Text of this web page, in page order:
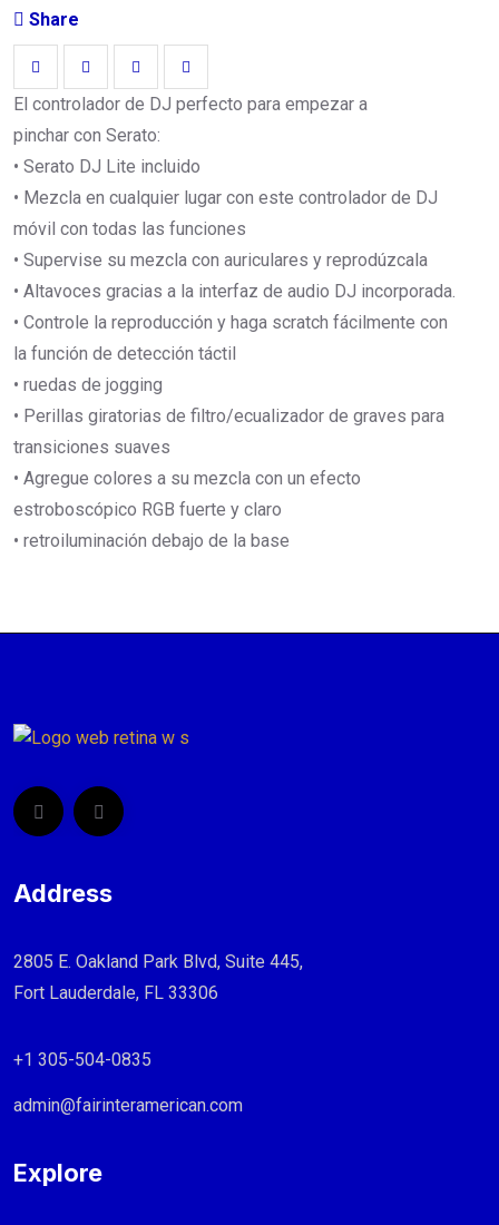
Share
El controlador de DJ perfecto para empezar a
pinchar con Serato:
• Serato DJ Lite incluido
• Mezcla en cualquier lugar con este controlador de DJ
móvil con todas las funciones
• Supervise su mezcla con auriculares y reprodúzcala
• Altavoces gracias a la interfaz de audio DJ incorporada.
• Controle la reproducción y haga scratch fácilmente con
la función de detección táctil
• ruedas de jogging
• Perillas giratorias de filtro/ecualizador de graves para
transiciones suaves
• Agregue colores a su mezcla con un efecto
estroboscópico RGB fuerte y claro
• retroiluminación debajo de la base
Address
2805 E. Oakland Park Blvd, Suite 445,
Fort Lauderdale, FL 33306
+1 305-504-0835
admin@fairinteramerican.com
Explore